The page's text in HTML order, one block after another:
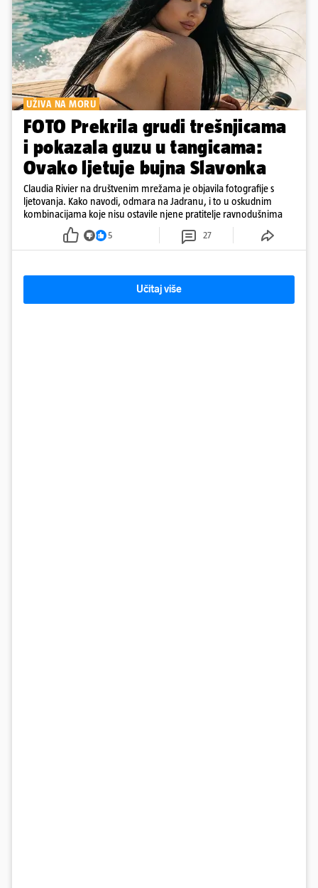
UŽIVA NA MORU
FOTO Prekrila grudi trešnjicama
i pokazala guzu u tangicama:
Ovako ljetuje bujna Slavonka
Claudia Rivier na društvenim mrežama je objavila fotografije s
ljetovanja. Kako navodi, odmara na Jadranu, i to u oskudnim
kombinacijama koje nisu ostavile njene pratitelje ravnodušnima
5 27
Učitaj više